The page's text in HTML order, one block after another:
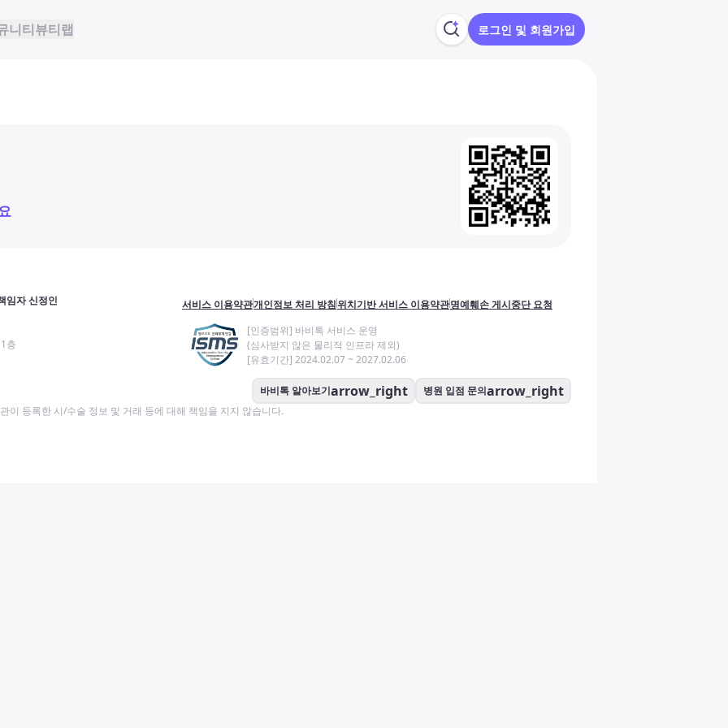
니티뷰티랩 로그인 및 회원가입
임자 신정인
층
서비스 이용약관개인정보 처리 방침위치기반 서비스 이용약관명예훼손 게시중단 요청
[인증범위] 바비톡 서비스 운영
(심사받지 않은 물리적 인프라 제외)
[유효기간] 2024.02.07 ~ 2027.02.06
바비톡 알아보기arrow_right 병원 입점 문의arrow_right
이 등록한 시/수술 정보 및 거래 등에 대해 책임을 지지 않습니다.